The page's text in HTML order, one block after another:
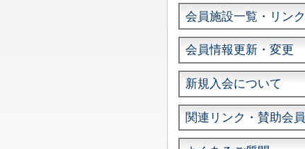
会員施設一覧・リンク
会員情報更新・変更
新規入会について
関連リンク・賛助会員